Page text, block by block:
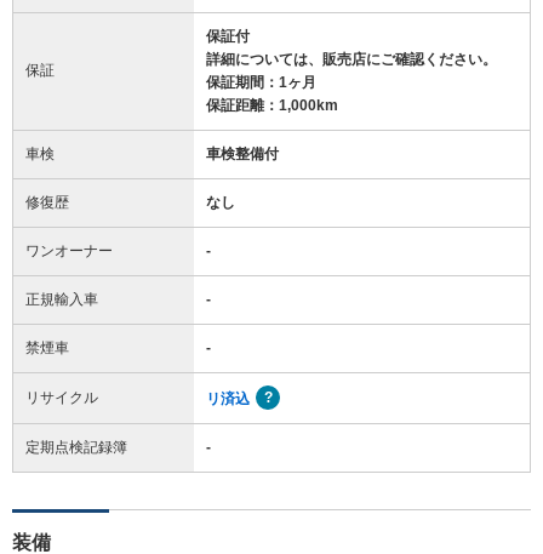
保証
保証付
詳細については、販売店にご確認ください。
保証期間：1ヶ月
保証距離：1,000km
車検 車検整備付
修復歴 なし
ワンオーナー -
正規輸入車 -
禁煙車 -
リサイクル リ済込
定期点検記録簿 -
装備